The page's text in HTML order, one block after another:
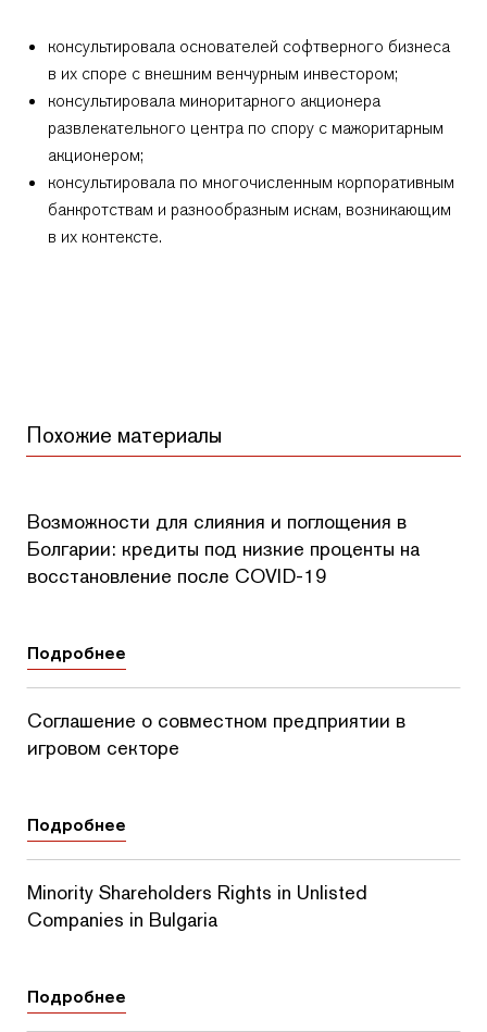
консультировала основателей софтверного бизнеса
в их споре с внешним венчурным инвестором;
консультировала миноритарного акционера
развлекательного центра по спору с мажоритарным
акционером;
консультировала по многочисленным корпоративным
банкротствам и разнообразным искам, возникающим
в их контексте.
Похожие материалы
Возможности для слияния и поглощения в
Болгарии: кредиты под низкие проценты на
восстановление после COVID-19
Подробнее
Соглашение о совместном предприятии в
игровом секторе
Подробнее
Minority Shareholders Rights in Unlisted
Companies in Bulgaria
Подробнее